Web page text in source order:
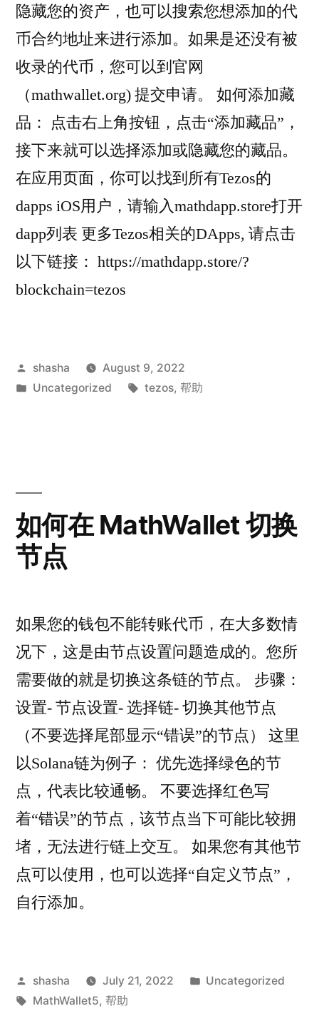
隐藏您的资产，也可以搜索您想添加的代
币合约地址来进行添加。如果是还没有被
收录的代币，您可以到官网
（mathwallet.org) 提交申请。 如何添加藏
品： 点击右上角按钮，点击“添加藏品”，
接下来就可以选择添加或隐藏您的藏品。
在应用页面，你可以找到所有Tezos的
dapps iOS用户，请输入mathdapp.store打开
dapp列表 更多Tezos相关的DApps, 请点击
以下链接： https://mathdapp.store/?
blockchain=tezos
Posted
by
shasha
August 9, 2022
Posted
Uncategorized Tags:
tezos, 帮助
如何在 MathWallet 切换
节点
如果您的钱包不能转账代币，在大多数情
况下，这是由节点设置问题造成的。您所
需要做的就是切换这条链的节点。 步骤：
设置- 节点设置- 选择链- 切换其他节点
（不要选择尾部显示“错误”的节点） 这里
以Solana链为例子： 优先选择绿色的节
点，代表比较通畅。 不要选择红色写
着“错误”的节点，该节点当下可能比较拥
堵，无法进行链上交互。 如果您有其他节
点可以使用，也可以选择“自定义节点”，
自行添加。
Posted
by
shasha July 21, 2022
Posted
Uncategorized
Tags:
MathWallet5, 帮助